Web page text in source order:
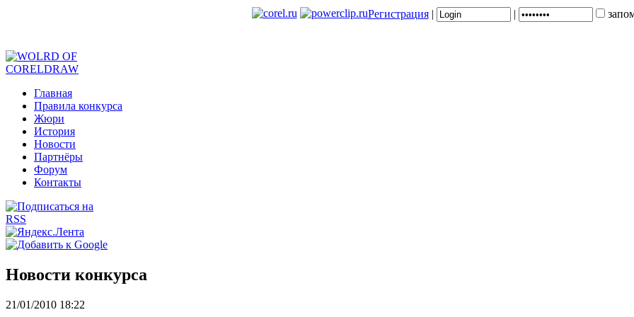
Регистрация| |
Главная
Правила конкурса
Жюри
История
Новости
Партнёры
Форум
Контакты
Новости конкурса
21/01/2010 18:22